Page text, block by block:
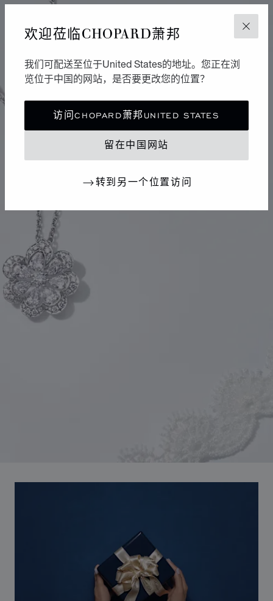
关闭
欢迎莅临CHOPARD萧邦
我们可配送至位于United States的地址。您正在浏
览位于中国的网站，是否要更改您的位置？
访问CHOPARD萧邦UNITED STATES
留在中国网站
转到另一个位置访问